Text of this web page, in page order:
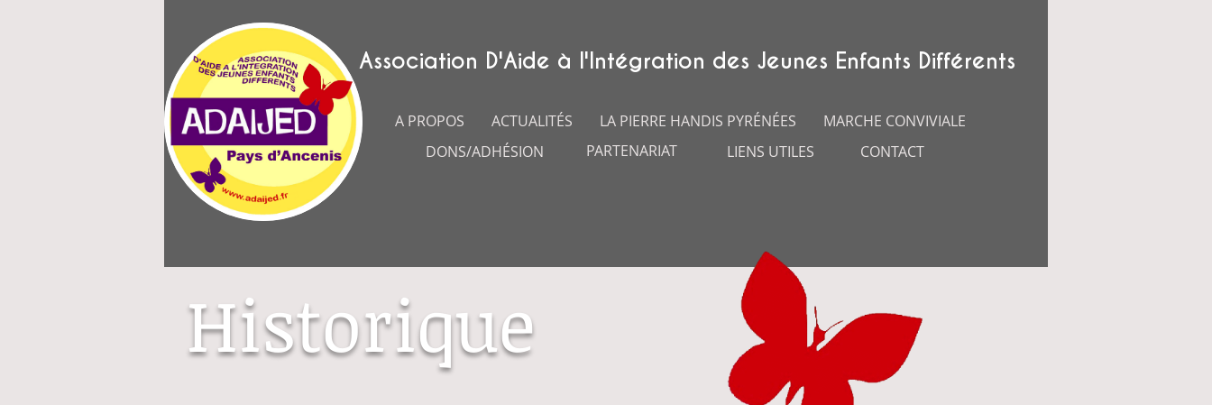
Association D'Aide à l'Intégration des Jeunes Enfants Différents
A PROPOS ACTUALITÉS LA PIERRE HANDIS PYRÉNÉES
MARCHE CONVIVIALE
DONS/ADHÉSION
CONTACT
PARTENARIAT LIENS UTILES
Historique